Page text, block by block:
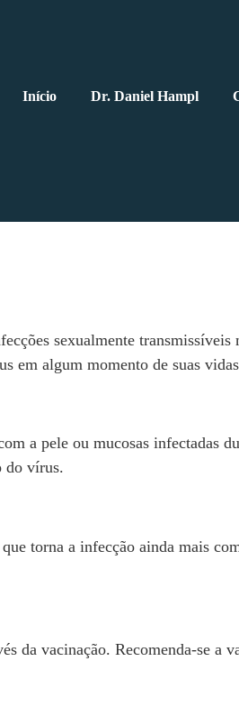
Início Dr. Daniel Hampl
sexualmente
em algum momento de suas
a pele ou mucosas infectadas
do vírus.
torna a infecção ainda mais
da vacinação. Recomenda-se a